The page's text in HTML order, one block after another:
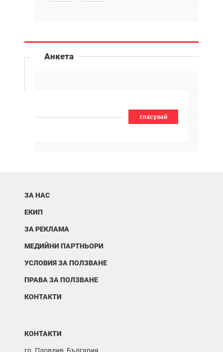
Анкета
гласувай
ЗА НАС
ЕКИП
ЗА РЕКЛАМА
МЕДИЙНИ ПАРТНЬОРИ
УСЛОВИЯ ЗА ПОЛЗВАНЕ
ПРАВА ЗА ПОЛЗВАНЕ
КОНТАКТИ
КОНТАКТИ